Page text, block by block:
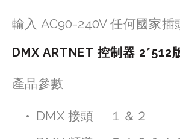
輸入 AC90-240V 任何國家插
DMX ARTNET 控制器 2*512
產品參數
DMX 接頭     １＆２